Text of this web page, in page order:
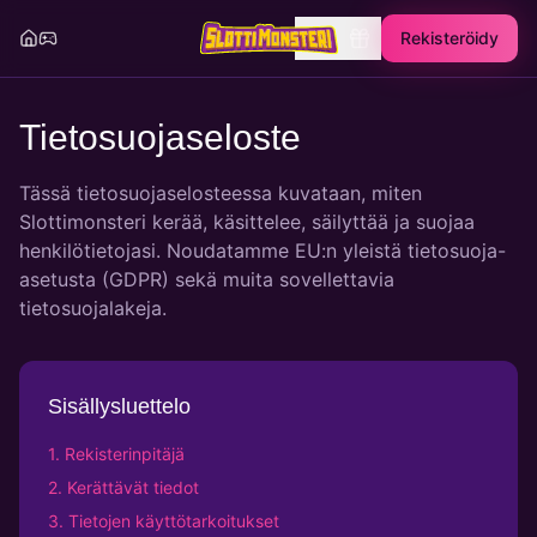
Rekisteröidy
Tietosuojaseloste
Tässä tietosuojaselosteessa kuvataan, miten
Slottimonsteri kerää, käsittelee, säilyttää ja suojaa
henkilötietojasi. Noudatamme EU:n yleistä tietosuoja-
asetusta (GDPR) sekä muita sovellettavia
tietosuojalakeja.
Sisällysluettelo
1. Rekisterinpitäjä
2. Kerättävät tiedot
3. Tietojen käyttötarkoitukset